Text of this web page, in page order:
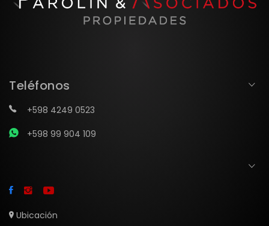
Teléfonos
+598 4249 0523
+598 99 904 109
Ubicación